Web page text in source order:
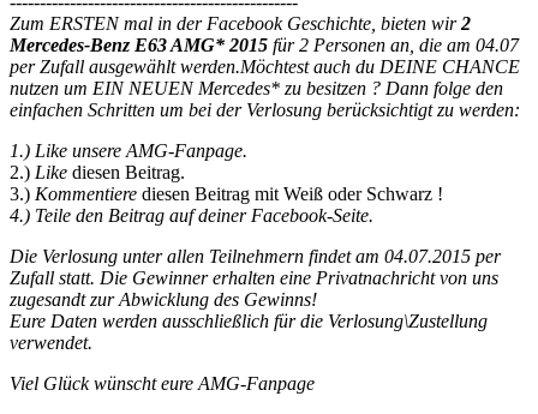
Zum ERSTEN mal in der Facebook Geschichte, bieten wir2
Mercedes-Benz E63 AMG* 2015 für 2 Personen an, die am 04.07
per Zufall ausgewählt werden.Möchtest auch du DEINE CHANCE
nutzen um EIN NEUEN Mercedes* zu besitzen ? Dann folge den
einfachen Schritten um bei der Verlosung berücksichtigt zu werden:
1.) Like unsere AMG-Fanpage.
2.) Like diesen Beitrag.
3.) Kommentiere diesen Beitrag mit Weiß oder Schwarz !
4.) Teile den Beitrag auf deiner Facebook-Seite.
Die Verlosung unter allen Teilnehmern findet am 04.07.2015 per
Zufall statt. Die Gewinner erhalten eine Privatnachricht von uns
zugesandt zur Abwicklung des Gewinns!
Eure Daten werden ausschließlich für die Verlosung\Zustellung
verwendet.
Viel Glück wünscht eure AMG-Fanpage